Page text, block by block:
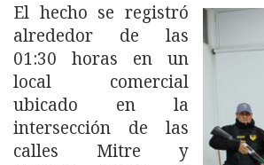
El hecho se registró
alrededor de las
01:30 horas en un
local comercial
ubicado en la
intersección de las
calles Mitre y